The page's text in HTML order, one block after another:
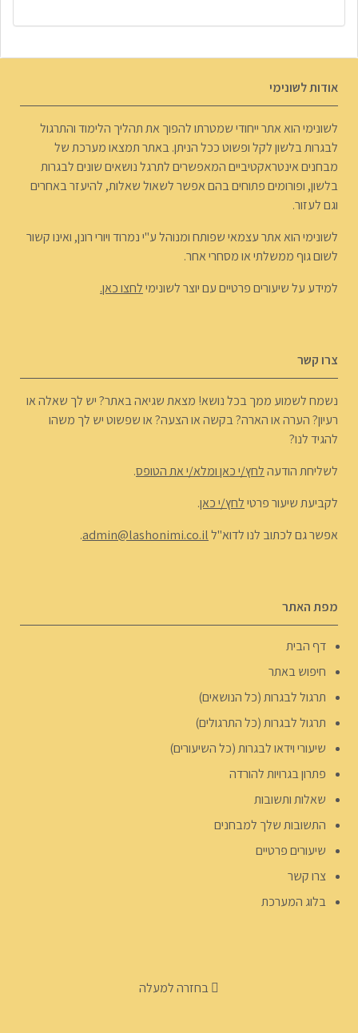
אודות לשונימי
לשונימי הוא אתר ייחודי שמטרתו להפוך את תהליך הלימוד והתרגול
לבגרות בלשון לקל ופשוט ככל הניתן. באתר תמצאו מערכת של
מבחנים אינטראקטיביים המאפשרים לתרגל נושאים שונים לבגרות
בלשון, ופורומים פתוחים בהם אפשר לשאול שאלות, להיעזר באחרים
וגם לעזור.
לשונימי הוא אתר עצמאי שפותח ומנוהל ע"י נמרוד ויורי רונן, ואינו קשור
לשום גוף ממשלתי או מסחרי אחר.
למידע על שיעורים פרטיים עם יוצר לשונימילחצו כאן.
צרו קשר
נשמח לשמוע ממך בכל נושא! מצאת שגיאה באתר? יש לך שאלה או
רעיון? הערה או הארה? בקשה או הצעה? או שפשוט יש לך משהו
להגיד לנו?
לשליחת הודעהלחץ/י כאן ומלא/י את הטופס.
לקביעת שיעור פרטילחץ/י כאן.
אפשר גם לכתוב לנו לדוא"לadmin@lashonimi.co.il
.
מפת האתר
דף הבית
חיפוש באתר
תרגול לבגרות (כל הנושאים)
תרגול לבגרות (כל התרגולים)
שיעורי וידאו לבגרות (כל השיעורים)
פתרון בגרויות להורדה
שאלות ותשובות
התשובות שלך למבחנים
שיעורים פרטיים
צרו קשר
בלוג המערכת
בחזרה למעלה